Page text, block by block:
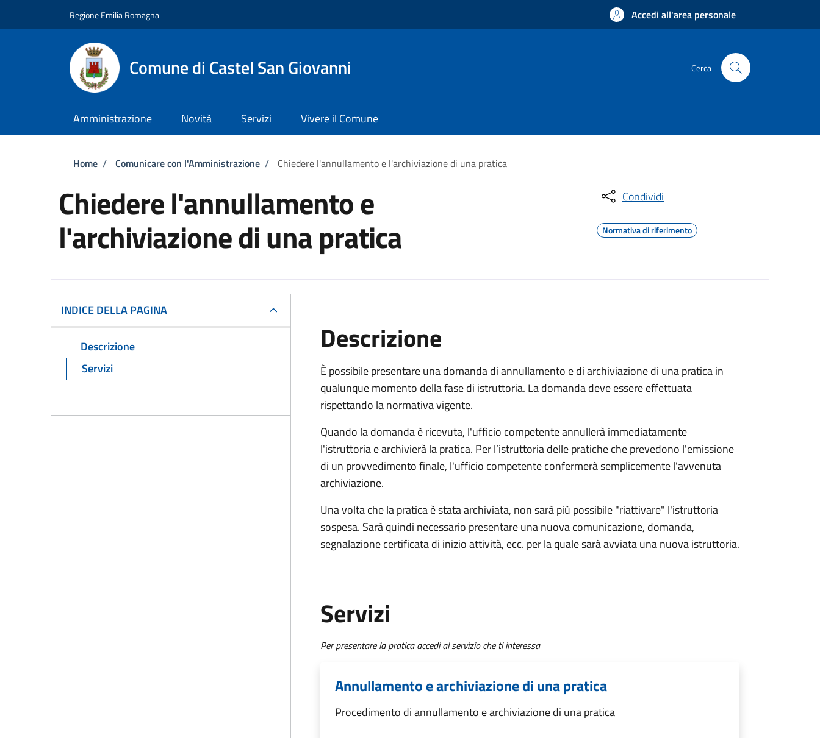
Regione Emilia Romagna Accedi all'area personale
Comune di Castel San Giovanni Cerca
Amministrazione Novità Servizi Vivere il Comune
Briciole di pane
Home / Comunicare con l'Amministrazione / Chiedere l'annullamento e l'archiviazione di una pratica
Chiedere l'annullamento e
l'archiviazione di una pratica
Condividi
Normativa di riferimento
INDICE DELLA PAGINA
Descrizione
Servizi
Descrizione
È possibile presentare una domanda di annullamento e di archiviazione di una pratica in
qualunque momento della fase di istruttoria. La domanda deve essere effettuata
rispettando la normativa vigente.
Quando la domanda è ricevuta, l'ufficio competente annullerà immediatamente
l'istruttoria e archivierà la pratica. Per l’istruttoria delle pratiche che prevedono l'emissione
di un provvedimento finale, l'ufficio competente confermerà semplicemente l'avvenuta
archiviazione.
Una volta che la pratica è stata archiviata, non sarà più possibile "riattivare" l'istruttoria
sospesa. Sarà quindi necessario presentare una nuova comunicazione, domanda,
segnalazione certificata di inizio attività, ecc. per la quale sarà avviata una nuova istruttoria.
Servizi
Per presentare la pratica accedi al servizio che ti interessa
Annullamento e archiviazione di una pratica
Procedimento di annullamento e archiviazione di una pratica